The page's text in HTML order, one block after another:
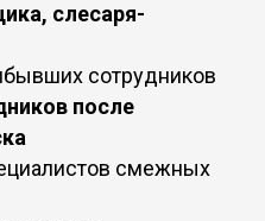
слесаря-
сотрудников
после
смежных